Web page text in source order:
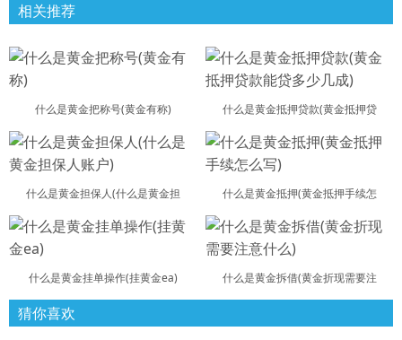
相关推荐
什么是黄金把称号(黄金有称) 什么是黄金抵押贷款(黄金抵押贷
什么是黄金担保人(什么是黄金担 什么是黄金抵押(黄金抵押手续怎
什么是黄金挂单操作(挂黄金ea) 什么是黄金拆借(黄金折现需要注
猜你喜欢